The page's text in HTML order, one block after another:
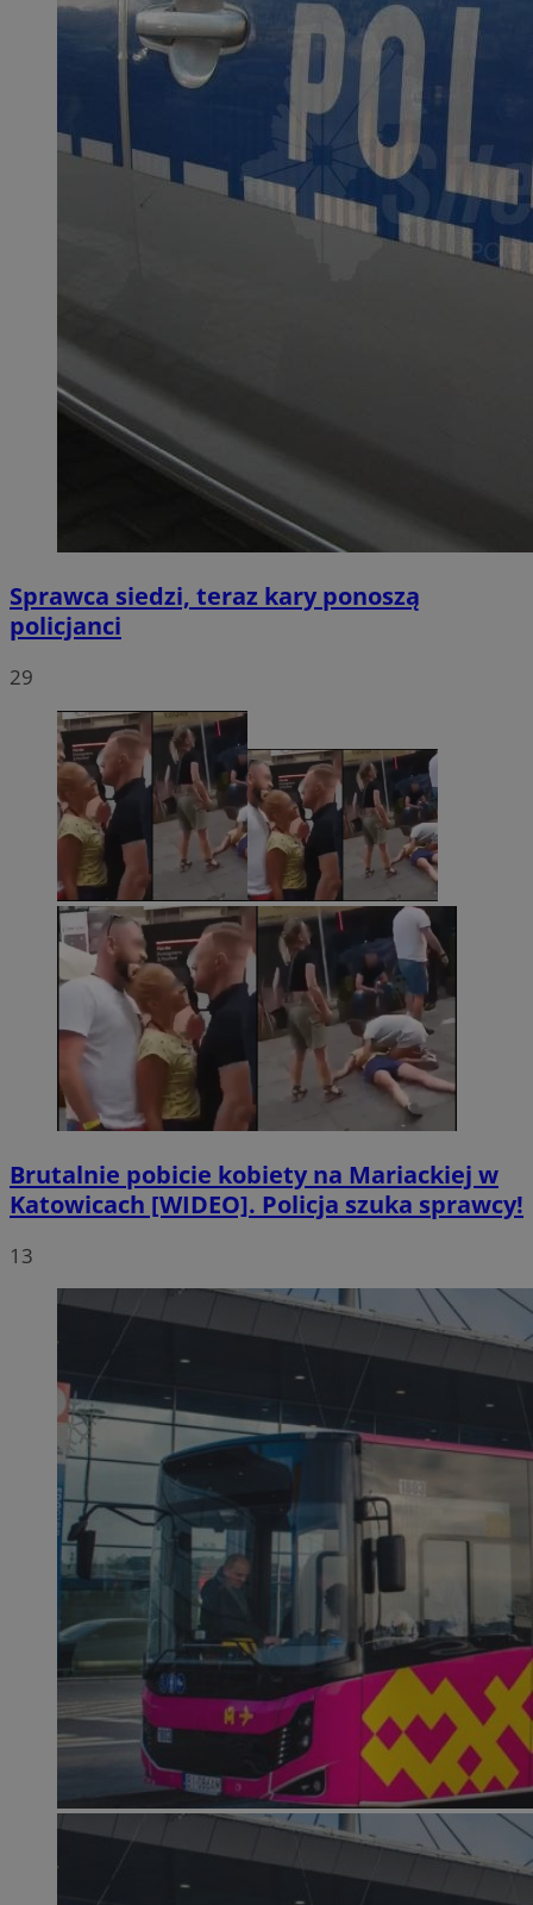
Sprawca siedzi, teraz kary ponoszą
policjanci
29
Brutalnie pobicie kobiety na Mariackiej w
Katowicach [WIDEO]. Policja szuka sprawcy!
13